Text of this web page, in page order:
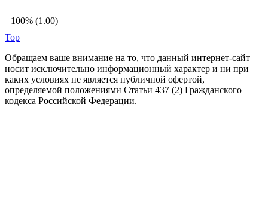
100% (1.00)
Top
Обращаем ваше внимание на то, что данный интернет-сайт
носит исключительно информационный характер и ни при
каких условиях не является публичной офертой,
определяемой положениями Статьи 437 (2) Гражданского
кодекса Российской Федерации.